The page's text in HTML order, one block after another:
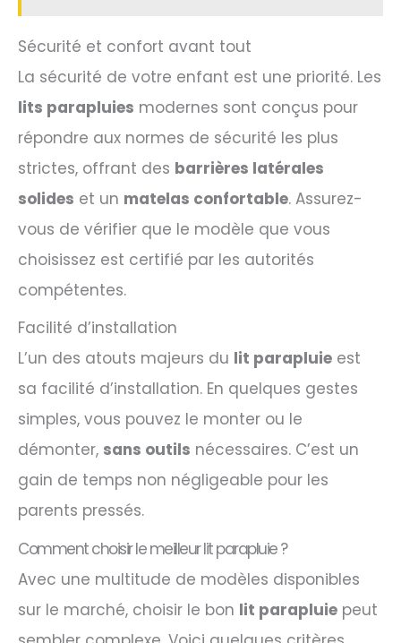
Sécurité et confort avant tout
La sécurité de votre enfant est une priorité. Les
lits parapluies modernes sont conçus pour
répondre aux normes de sécurité les plus
strictes, offrant des barrières latérales
solides et un matelas confortable. Assurez-
vous de vérifier que le modèle que vous
choisissez est certifié par les autorités
compétentes.
Facilité d’installation
L’un des atouts majeurs du lit parapluie est
sa facilité d’installation. En quelques gestes
simples, vous pouvez le monter ou le
démonter, sans outils nécessaires. C’est un
gain de temps non négligeable pour les
parents pressés.
Comment choisir le meilleur lit parapluie ?
Avec une multitude de modèles disponibles
sur le marché, choisir le bon lit parapluie peut